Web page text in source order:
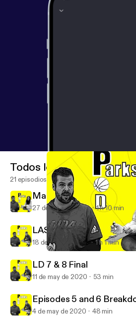
Parks Pod
Todos los episodios
21 episodios
Maria Marchesano
27 de may de 2020 1 h 10 min
LAST DANCE 9 & 10
18 de may de 2020 1 h 1 min
LD 7 & 8 Final
11 de may de 2020 53 min
Episodes 5 and 6
4 de may de 2020 48 min